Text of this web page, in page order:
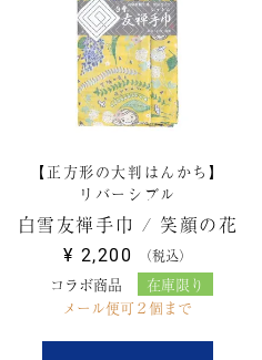
【正方形の大判はんかち】
リバーシブル
白雪友禅手巾 / 笑顔の花
¥ 2,200 税込
コラボ商品
在庫限り
メール便可２個まで